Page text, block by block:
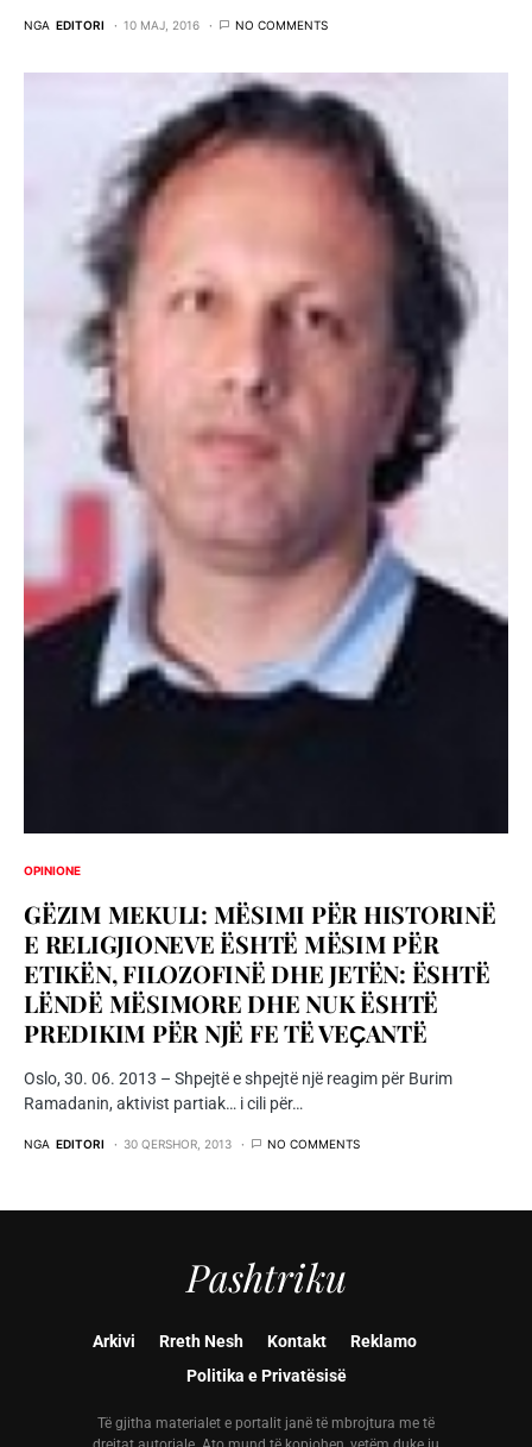
NGA EDITORI 10 MAJ, 2016 NO COMMENTS
OPINIONE
GËZIM MEKULI: MËSIMI PËR HISTORINË
E RELIGJIONEVE ËSHTË MËSIM PËR
ETIKËN, FILOZOFINË DHE JETËN: ËSHTË
LËNDË MËSIMORE DHE NUK ËSHTË
PREDIKIM PËR NJË FE TË VEҪANTË
Oslo, 30. 06. 2013 – Shpejtë e shpejtë një reagim për Burim
Ramadanin, aktivist partiak… i cili për…
NGA EDITORI 30 QERSHOR, 2013 NO COMMENTS
Pashtriku
Arkivi Rreth Nesh Kontakt
Reklamo
Politika e Privatësisë
Të gjitha materialet e portalit janë të mbrojtura me të